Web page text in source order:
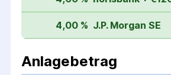
4,00 % J.P. Morgan SE
Anlagebetrag